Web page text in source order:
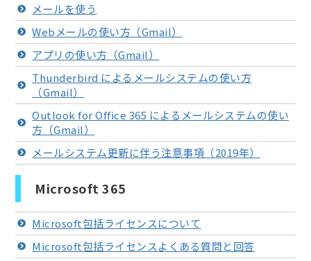
メールを使う
Webメールの使い方（Gmail）
アプリの使い方（Gmail）
Thunderbird によるメールシステムの使い方
（Gmail）
Outlook for Office 365 によるメールシステムの使い
方（Gmail）
メールシステム更新に伴う注意事項（2019年）
Microsoft 365
Microsoft包括ライセンスについて
Microsoft包括ライセンスよくある質問と回答